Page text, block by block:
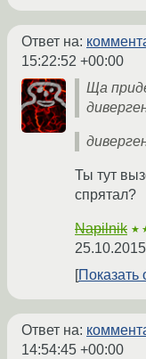
Ответ на:
15:22:52 +00:00
Ща
Ты тут
спрятал?
Napilnik
Показать
Ответ на:
14:54:45 +00:00